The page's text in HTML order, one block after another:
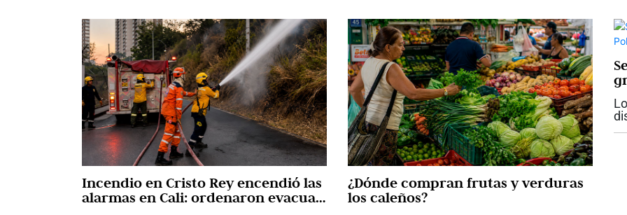
Incendio en Cristo Rey encendió las
alarmas en Cali: ordenaron evacuar
¿Dónde compran frutas y verduras
los caleños?